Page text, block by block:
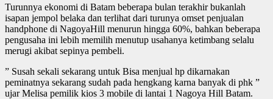
Turunnya ekonomi di Batam beberapa bulan terakhir bukanlah
isapan jempol belaka dan terlihat dari turunya omset penjualan
handphone di NagoyaHill menurun hingga 60%, bahkan beberapa
pengusaha ini lebih memilih menutup usahanya ketimbang selalu
merugi akibat sepinya pembeli.
” Susah sekali sekarang untuk Bisa menjual hp dikarnakan
peminatnya sekarang sudah pada hengkang karna banyak di phk ”
ujar Melisa pemilik kios 3 mobile di lantai 1 Nagoya Hill Batam.